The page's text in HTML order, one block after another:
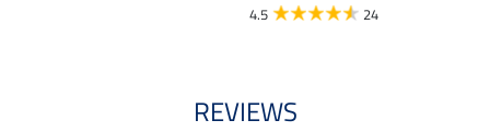
4.5 24
REVIEWS